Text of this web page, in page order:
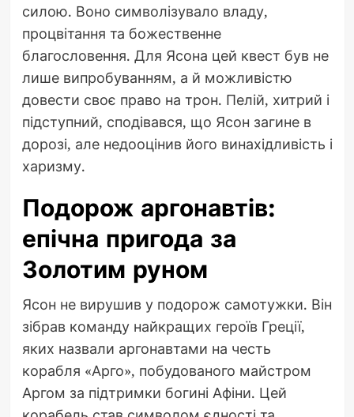
силою. Воно символізувало владу,
процвітання та божественне
благословення. Для Ясона цей квест був не
лише випробуванням, а й можливістю
довести своє право на трон. Пелій, хитрий і
підступний, сподівався, що Ясон загине в
дорозі, але недооцінив його винахідливість і
харизму.
Подорож аргонавтів:
епічна пригода за
Золотим руном
Ясон не вирушив у подорож самотужки. Він
зібрав команду найкращих героїв Греції,
яких назвали аргонавтами на честь
корабля «Арго», побудованого майстром
Аргом за підтримки богині Афіни. Цей